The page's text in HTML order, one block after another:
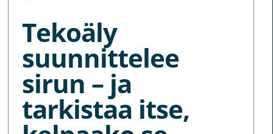
Tekoäly
suunnittelee
sirun – ja
tarkistaa itse,